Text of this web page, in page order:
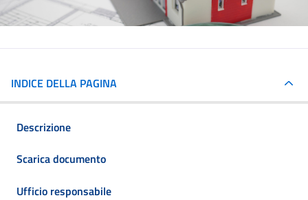
INDICE DELLA PAGINA
Descrizione
Scarica documento
Ufficio responsabile